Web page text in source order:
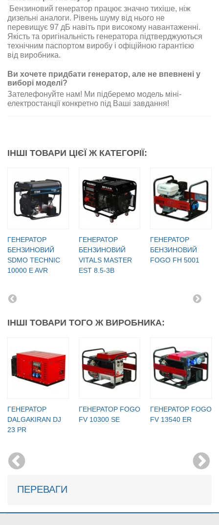
Бензиновий генератор працює значно тихіше, ніж
дизельні аналоги. Рівень шуму від нього не
перевищує 97 дБ навіть при високому навантаженні.
Якість та оригінальність генератора підтверджуються
технічним паспортом виробу і офіційною гарантією
від виробника.
Ви хочете придбати генератор, але не впевнені у
виборі моделі?
Зателефонуйте нам! Ми підберемо модель міні-
електростанції конкретно під Ваші завдання!
ІНШІ ТОВАРИ ЦІЄЇ Ж КАТЕГОРІЇ:
ГЕНЕРАТОР
БЕНЗИНОВИЙ
SDMO TECHNIC
10000 E AVR
ГЕНЕРАТОР
БЕНЗИНОВИЙ
VITALS MASTER
EST 8.5-3B
ГЕНЕРАТОР
БЕНЗИНОВИЙ
FOGO FH 5001
ІНШІ ТОВАРИ ТОГО Ж ВИРОБНИКА:
ГЕНЕРАТОР
DALGAKIRAN DJ
23 PR
ГЕНЕРАТОР FOGO
FV 10300 SE
ГЕНЕРАТОР FOGO
FV 13540 ER
ПЕРЕВАГИ